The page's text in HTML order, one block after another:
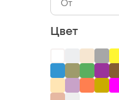
Цвет